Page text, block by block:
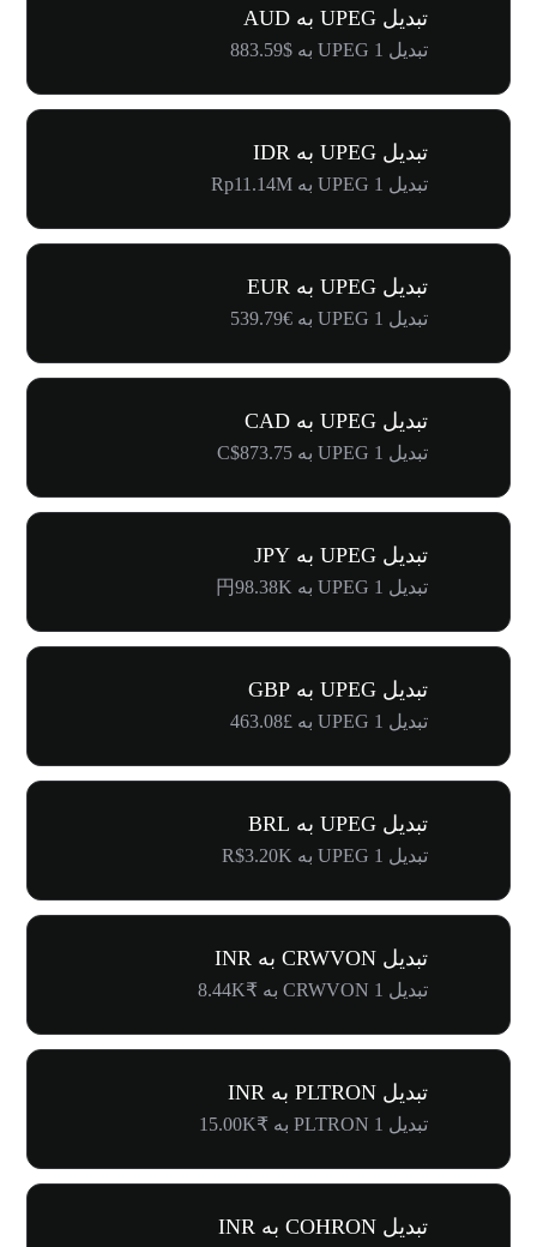
تبدیل UPEG به AUD
تبدیل 1 UPEG به $883.59
تبدیل UPEG به IDR
تبدیل 1 UPEG به Rp11.14M
تبدیل UPEG به EUR
تبدیل 1 UPEG به €539.79
تبدیل UPEG به CAD
تبدیل 1 UPEG به C$873.75
تبدیل UPEG به JPY
تبدیل 1 UPEG به 円98.38K
تبدیل UPEG به GBP
تبدیل 1 UPEG به £463.08
تبدیل UPEG به BRL
تبدیل 1 UPEG به R$3.20K
تبدیل CRWVON به INR
تبدیل 1 CRWVON به ₹8.44K
تبدیل PLTRON به INR
تبدیل 1 PLTRON به ₹15.00K
تبدیل COHRON به INR